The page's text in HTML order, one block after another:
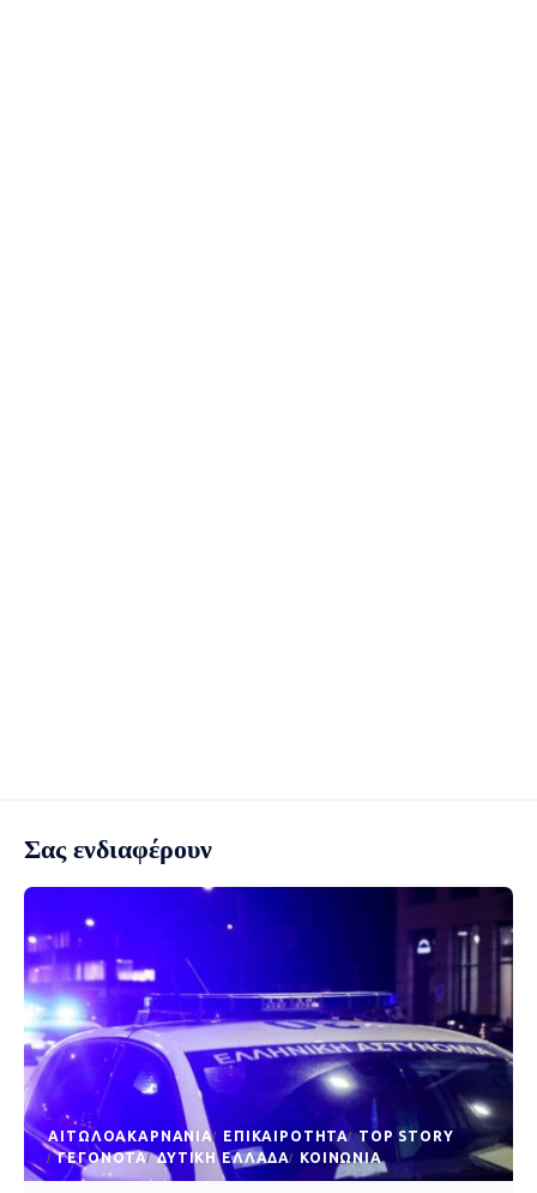
Σας ενδιαφέρουν
AΙΤΩΛΟΑΚΑΡΝΑΝΊΑ EΠΙΚΑΙΡΌΤΗΤΑ
TOP STORY
ΓΕΓΟΝΌΤΑ
ΔΥΤΙΚΉ ΕΛΛΆΔΑ ΚΟΙΝΩΝΊΑ